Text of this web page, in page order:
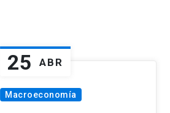
25 ABR
Macroeconomía